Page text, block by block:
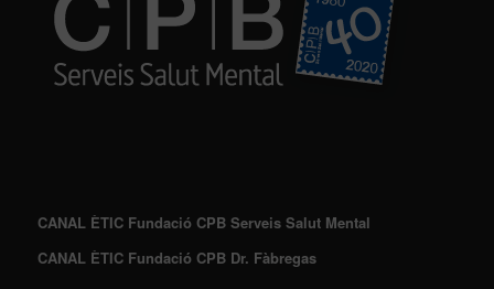
CANAL ÈTIC Fundació CPB Serveis Salut Mental
CANAL ÈTIC Fundació CPB Dr. Fàbregas